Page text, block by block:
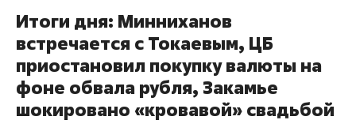
Итоги дня: Минниханов
встречается с Токаевым, ЦБ
приостановил​ покупку валюты на
фоне обвала рубля, Закамье
шокировано «кровавой» свадьбой